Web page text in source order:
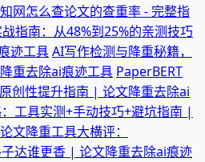
知网怎么查论文的查重率 - 完整指
指南：从48%到25%的亲测技巧
迹工具AI写作检测与降重秘籍，
重去除ai痕迹工具 PaperBERT
创性提升指南 | 论文降重去除ai
工具实测+手动技巧+避坑指南 |
论文降重工具大横评：
达谁更香 | 论文降重去除ai痕迹